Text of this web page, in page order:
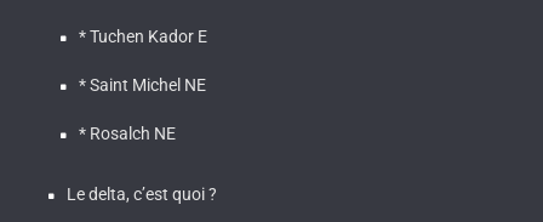
* Tuchen Kador E
* Saint Michel NE
* Rosalch NE
Le delta, c’est quoi ?